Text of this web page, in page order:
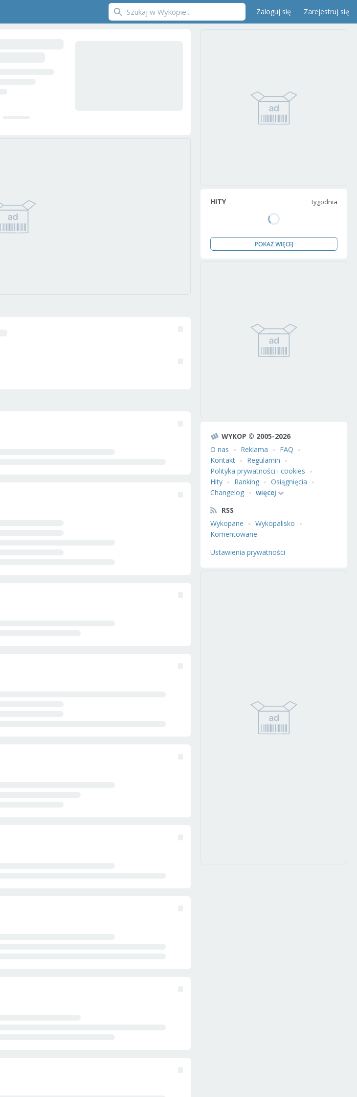
Zaloguj się Zarejestruj się
HITY tygodnia
POKAŻ WIĘCEJ
WYKOP © 2005-2026
O nas
Reklama
FAQ
Kontakt
Regulamin
Polityka prywatności i cookies
Hity
Ranking
Osiągnięcia
Changelog
więcej
RSS
Wykopane
Wykopalisko
Komentowane
Ustawienia prywatności